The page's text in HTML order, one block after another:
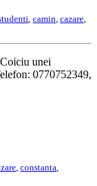
, camin, cazare,
unei
0770752349,
constanta